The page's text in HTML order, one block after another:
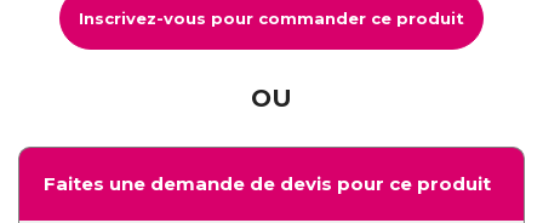
Inscrivez-vous pour commander ce produit
OU
Faites une demande de devis pour ce produit